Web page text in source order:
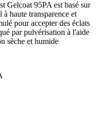
Gelcoat 95PA est basé sur
haute transparence et
pour accepter des éclats
par pulvérisation à l'aide
sèche et humide